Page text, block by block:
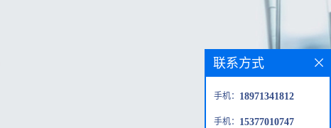
联系方式
手机： 18971341812
手机： 15377010747